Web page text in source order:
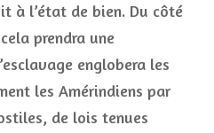
à l’état de bien. Du côté
prendra une
englobera les
les Amérindiens par
de lois tenues